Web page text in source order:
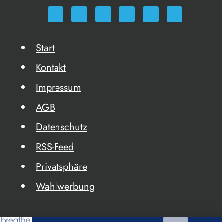
Start
Kontakt
Impressum
AGB
Datenschutz
RSS-Feed
Privatsphäre
Wahlwerbung